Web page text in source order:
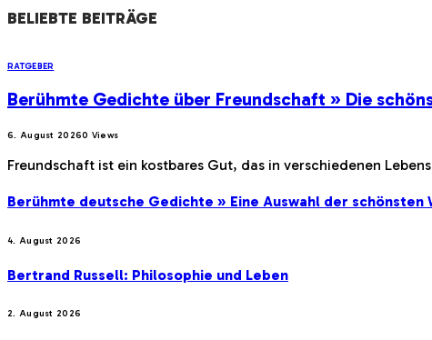
BELIEBTE BEITRÄGE
RATGEBER
Berühmte Gedichte über Freundschaft » Die
6. August 20260 Views
Freundschaft ist ein kostbares Gut, das in verschiedenen
Berühmte deutsche Gedichte » Eine Auswahl der schönsten
4. August 2026
Bertrand Russell: Philosophie und Leben
2. August 2026